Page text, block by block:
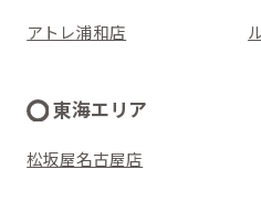
アトレ浦和店
東海エリア
松坂屋名古屋店